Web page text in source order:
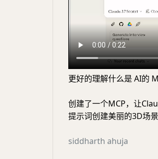
更好的理解什么是 AI的
创建了一个MCP，让
提示词创建美丽的3D场景
siddharth ahuja